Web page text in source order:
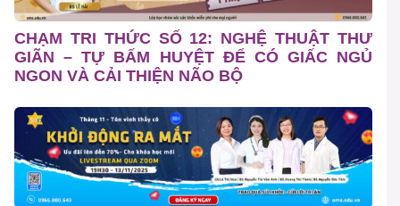
CHẠM TRI THỨC SỐ 12: NGHỆ THUẬT THƯ
GIÃN – TỰ BẤM HUYỆT ĐỂ CÓ GIẤC NGỦ
NGON VÀ CẢI THIỆN NÃO BỘ